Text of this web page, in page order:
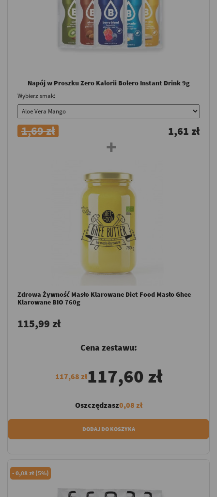
Napój w Proszku Zero Kalorii Bolero Instant Drink 9g
Wybierz smak:
1,69 zł 1,61 zł
Zdrowa Żywność Masło Klarowane Diet Food Masło Ghee
Klarowane BIO 760g
115,99 zł
Cena zestawu:
117,68 zł117,60 zł
Oszczędzasz0,08 zł
DODAJ DO KOSZYKA
-0,08 zł (5%)